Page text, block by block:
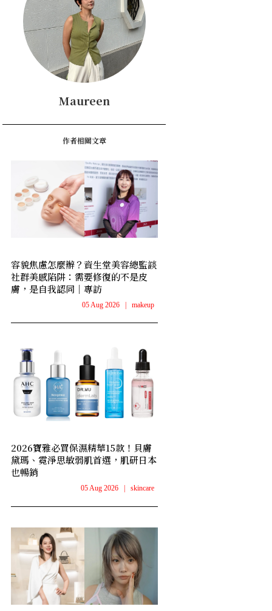
Maureen
作者相關文章
容貌焦慮怎麼辦？資生堂美容總監談
社群美感陷阱：需要修復的不是皮
膚，是自我認同｜專訪
05 Aug 2026 | makeup
2026寶雅必買保濕精華15款！貝膚
黛瑪、霓淨思敏弱肌首選，肌研日本
也暢銷
05 Aug 2026 skincare